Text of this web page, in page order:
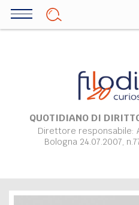
Salta
STORIA E
QUOTIDIANO DI
Direttore responsabile:
Bologna 24.07.2007,